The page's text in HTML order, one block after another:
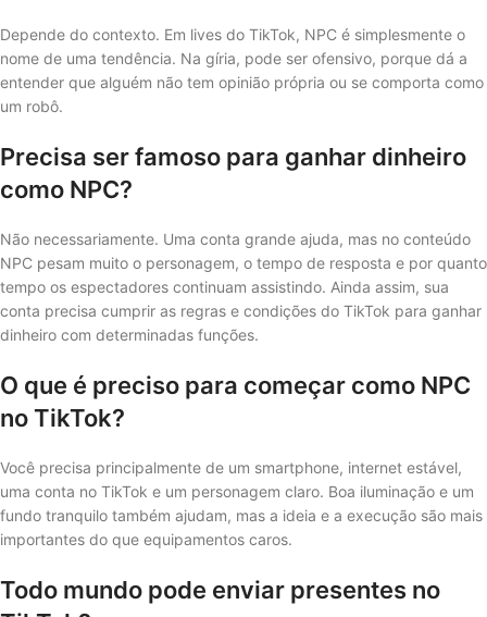
Depende do contexto. Em lives do TikTok, NPC é simplesmente o
nome de uma tendência. Na gíria, pode ser ofensivo, porque dá a
entender que alguém não tem opinião própria ou se comporta como
um robô.
Precisa ser famoso para ganhar dinheiro
como NPC?
Não necessariamente. Uma conta grande ajuda, mas no conteúdo
NPC pesam muito o personagem, o tempo de resposta e por quanto
tempo os espectadores continuam assistindo. Ainda assim, sua
conta precisa cumprir as regras e condições do TikTok para ganhar
dinheiro com determinadas funções.
O que é preciso para começar como NPC
no TikTok?
Você precisa principalmente de um smartphone, internet estável,
uma conta no TikTok e um personagem claro. Boa iluminação e um
fundo tranquilo também ajudam, mas a ideia e a execução são mais
importantes do que equipamentos caros.
Todo mundo pode enviar presentes no